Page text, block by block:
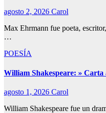
agosto 2, 2026 Carol
Max Ehrmann fue poeta,
…
POESÍA
William Shakespeare: » Carta
agosto 1, 2026 Carol
William Shakespeare fue un